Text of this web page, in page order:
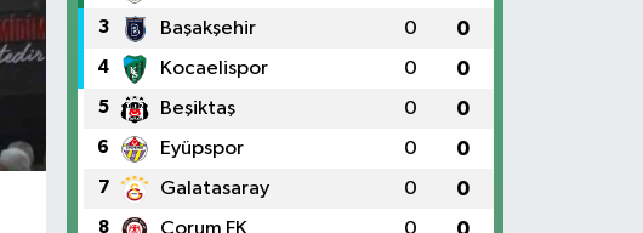
3 Başakşehir 0 0
4 Kocaelispor 0 0
5 Beşiktaş 0 0
6 Eyüpspor 0 0
7 Galatasaray 0 0
8 Çorum FK 0 0